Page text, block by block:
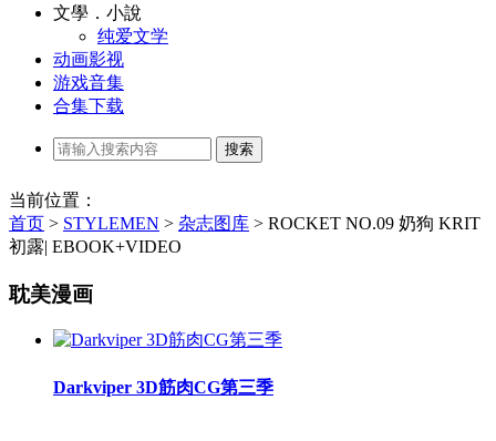
文學．小說
纯爱文学
动画影视
游戏音集
合集下载
当前位置：
首页 > STYLEMEN > 杂志图库 > ROCKET NO.09 奶狗 KRIT
初露| EBOOK+VIDEO
耽美漫画
Darkviper 3D筋肉CG第三季